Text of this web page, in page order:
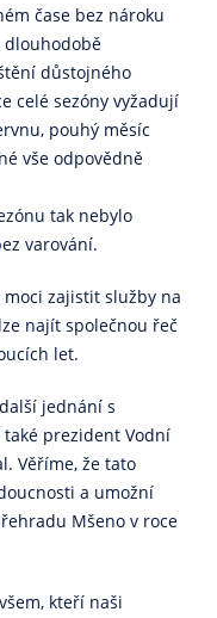
čase bez nároku
dlouhodobě
důstojného
celé sezóny vyžadují
pouhý měsíc
vše odpovědně
tak nebylo
varování.
zajistit služby na
najít společnou řeč
let.
jednání s
prezident Vodní
Věříme, že tato
a umožní
Mšeno v roce
kteří naši